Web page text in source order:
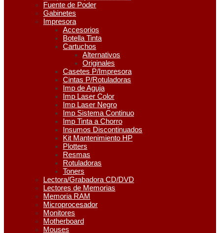
Fuente de Poder
Gabinetes
Impresora
Accesorios
Botella Tinta
Cartuchos
Alternativos
Originales
Casetes P/Impresora
Cintas P/Rotuladoras
Imp de Aguja
Imp Laser Color
Imp Laser Negro
Imp Sistema Continuo
Imp Tinta a Chorro
Insumos Discontinuados
Kit Mantenimiento HP
Plotters
Resmas
Rotuladoras
Toners
Lectora/Grabadora CD/DVD
Lectores de Memorias
Memoria RAM
Microprocesador
Monitores
Motherboard
Mouses